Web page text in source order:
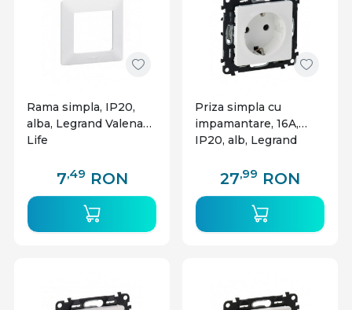
Rama simpla, IP20,
alba, Legrand Valena
Life
7,49 RON
Priza simpla cu
impamantare, 16A,
IP20, alb, Legrand
27,99 RON